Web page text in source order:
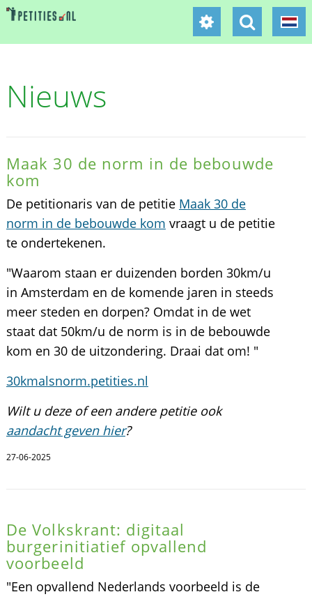
Nieuws
Maak 30 de norm in de bebouwde
kom
De petitionaris van de petitie Maak 30 de
norm in de bebouwde kom vraagt u de petitie
te ondertekenen.
"Waarom staan er duizenden borden 30km/u
in Amsterdam en de komende jaren in steeds
meer steden en dorpen? Omdat in de wet
staat dat 50km/u de norm is in de bebouwde
kom en 30 de uitzondering. Draai dat om! "
30kmalsnorm.petities.nl
Wilt u deze of een andere petitie ook
aandacht geven hier?
27-06-2025
De Volkskrant: digitaal
burgerinitiatief opvallend
voorbeeld
"Een opvallend Nederlands voorbeeld is de